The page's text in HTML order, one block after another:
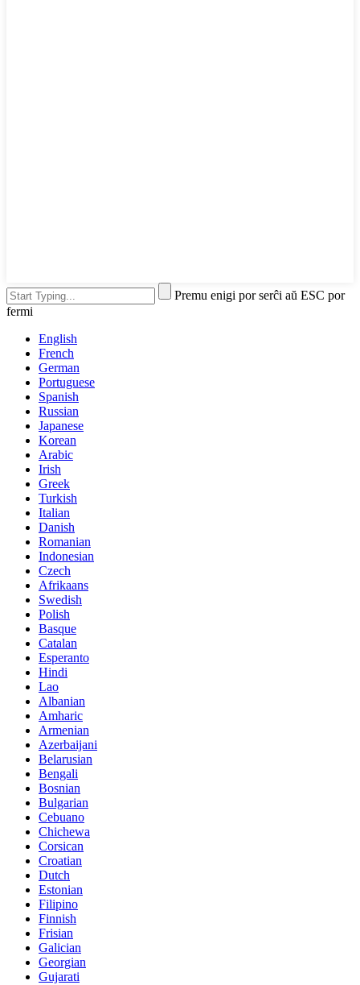
Premu enigi por serĉi aŭ ESC por
fermi
English
French
German
Portuguese
Spanish
Russian
Japanese
Korean
Arabic
Irish
Greek
Turkish
Italian
Danish
Romanian
Indonesian
Czech
Afrikaans
Swedish
Polish
Basque
Catalan
Esperanto
Hindi
Lao
Albanian
Amharic
Armenian
Azerbaijani
Belarusian
Bengali
Bosnian
Bulgarian
Cebuano
Chichewa
Corsican
Croatian
Dutch
Estonian
Filipino
Finnish
Frisian
Galician
Georgian
Gujarati